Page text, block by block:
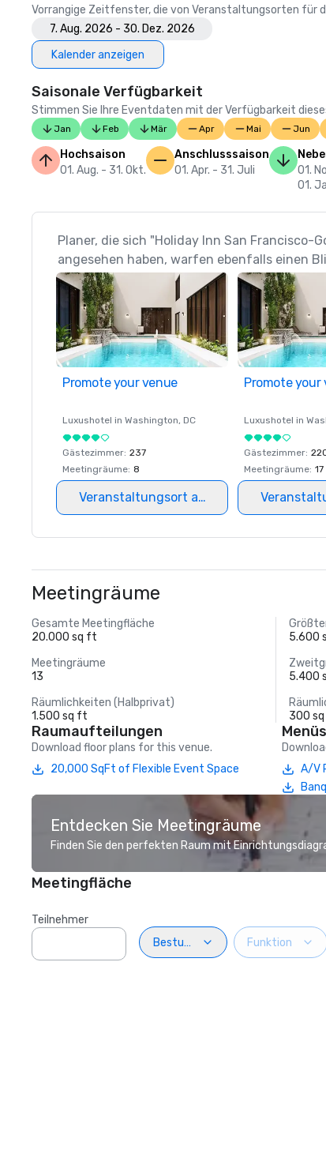
Vorrangige Zeitfenster, die von Veranstaltungsorten für
7. Aug. 2026 - 30. Dez. 2026
Kalender anzeigen
Saisonale Verfügbarkeit
Stimmen Sie Ihre Eventdaten mit der Verfügbarkeit
Jan Feb Mär Apr Mai Jun
Hochsaison
01. Aug. - 31. Okt.
Anschlusssaison
01. Apr. - 31. Juli
01.
01.
Planer, die sich "Holiday Inn San Francisco-
angesehen haben, warfen ebenfalls einen
Promote your venue
Luxushotel in Washington, DC
Gästezimmer: 237
Meetingräume: 8
Veranstaltungsort auswählen
Promote your
Luxushotel in
Gästezimmer:
Meetingräume: 17
Meetingräume
Gesamte Meetingfläche
20.000 sq ft
5.600
Meetingräume
13
5.400
Räumlichkeiten (Halbprivat)
1.500 sq ft
300
Raumaufteilungen
Download floor plans for this venue.
20,000 SqFt of Flexible Event Space
Menüs
A/V
Entdecken Sie Meetingräume
Finden Sie den perfekten Raum mit
Meetingfläche
Teilnehmer
Bestuhlung
Funktion